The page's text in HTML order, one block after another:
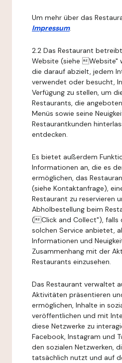
Um mehr über das
Impressum.
2.2 Das Restaurant
Website (siehe Website"
die darauf abzielt, jedem
verwendet oder besucht,
Verfügung zu stellen, um
Restaurants, die
Menüs sowie seine
Restaurantkunden
entdecken.
Es bietet außerdem
Informationen an, die es
ermöglichen, das
(siehe Kontaktanfrage),
Restaurant zu reservieren
Abholbestellung beim
(Click and Collect"), falls
solchen Service anbietet,
Informationen und
Zusammenhang mit der
Restaurants einzusehen.
Das Restaurant verwaltet
Aktivitäten präsentieren
ermöglichen, Inhalte in
veröffentlichen und mit
diese Netzwerke zu
Facebook, Instagram und
den sozialen Netzwerken,
tatsächlich nutzt und auf